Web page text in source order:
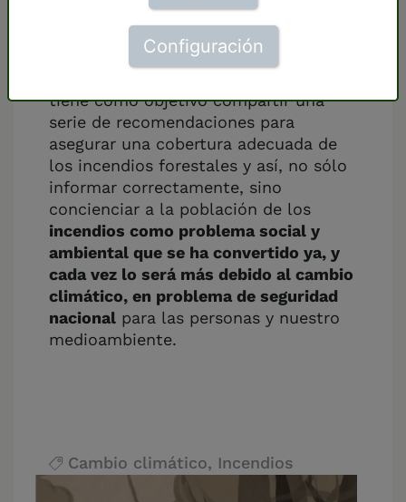
publica la guía
Comunicar sobre incendios forestales
(cómo el periodismo puede mitigar los
tiene como objetivo compartir una
serie de recomendaciones para
asegurar una cobertura adecuada de
los incendios forestales y así, no sólo
informar correctamente, sino
concienciar a la población de los
incendios como problema social y
ambiental que se ha convertido ya, y
cada vez lo será más debido al cambio
climático, en problema de seguridad
nacional para las personas y nuestro
medioambiente.
Cambio climático, Incendios
Configuración